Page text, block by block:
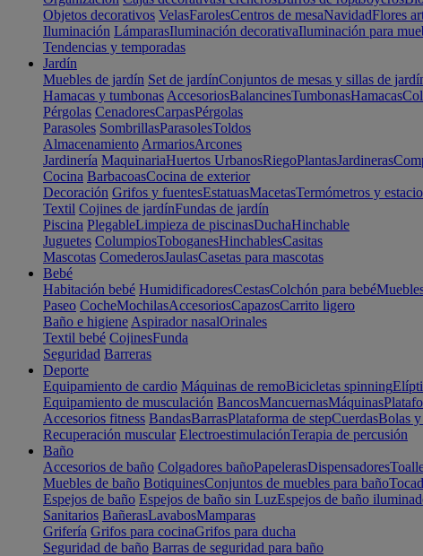
Objetos decorativos VelasFarolesCentros de mesaNavidadFlores
Iluminación LámparasIluminación decorativaIluminación para
Tendencias y temporadas
Jardín
Muebles de jardín Set de jardínConjuntos de mesas y sillas de
Hamacas y tumbonas AccesoriosBalancinesTumbonasHamacas
Pérgolas CenadoresCarpasPérgolas
Parasoles SombrillasParasolesToldos
Almacenamiento ArmariosArcones
Jardinería MaquinariaHuertos UrbanosRiegoPlantasJardineras
Cocina BarbacoasCocina de exterior
Decoración Grifos y fuentesEstatuasMacetasTermómetros y
Textil Cojines de jardínFundas de jardín
Piscina PlegableLimpieza de piscinasDuchaHinchable
Juguetes ColumpiosToboganesHinchablesCasitas
Mascotas ComederosJaulasCasetas para mascotas
Bebé
Habitación bebé HumidificadoresCestasColchón para bebé
Paseo CocheMochilasAccesoriosCapazosCarrito ligero
Baño e higiene Aspirador nasalOrinales
Textil bebé CojinesFunda
Seguridad Barreras
Deporte
Equipamiento de cardio Máquinas de remoBicicletas spinning
Equipamiento de musculación BancosMancuernasMáquinas
Accesorios fitness BandasBarrasPlataforma de stepCuerdasBolas
Recuperación muscular ElectroestimulaciónTerapia de percusión
Baño
Accesorios de baño Colgadores bañoPapelerasDispensadores
Muebles de baño BotiquinesConjuntos de muebles para baño
Espejos de baño Espejos de baño sin LuzEspejos de baño
Sanitarios BañerasLavabosMamparas
Grifería Grifos para cocinaGrifos para ducha
Seguridad de baño Barras de seguridad para baño